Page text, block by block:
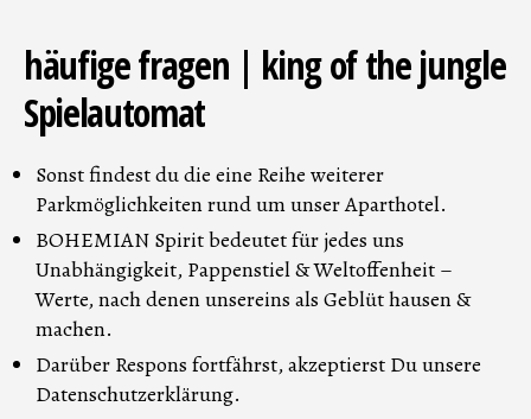
häufige fragen | king of the jungle
Spielautomat
Sonst findest du die eine Reihe weiterer
Parkmöglichkeiten rund um unser Aparthotel.
BOHEMIAN Spirit bedeutet für jedes uns
Unabhängigkeit, Pappenstiel & Weltoffenheit –
Werte, nach denen unsereins als Geblüt hausen &
machen.
Darüber Respons fortfährst, akzeptierst Du unsere
Datenschutzerklärung.